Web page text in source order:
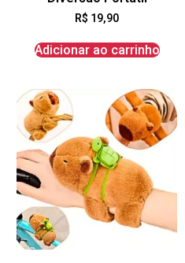
R$ 19,90
Adicionar ao carrinho